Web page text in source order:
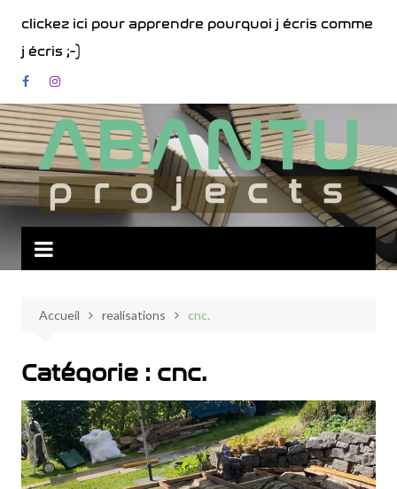
contenu
clickez ici pour apprendre pourquoi j écris comme
j écris ;-)
Accueil realisations cnc.
Catégorie : cnc.